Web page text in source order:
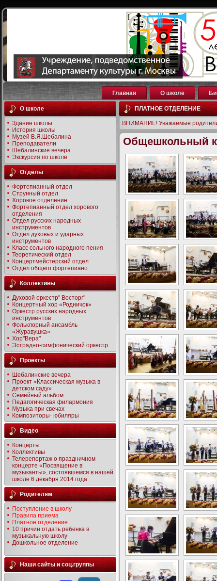
Главная О школе
О школе
Здание школы
История школы
Музей В.Я.Шебалина
Преподаватели
Шебалинские вечера
Экскурсия по школе
Отделы
Фортепианный отдел
Струнный отдел
Хоровое отделение
Фортепианный отдел хорового
отделения
Отдел русских народных
инструментов
Отдел духовых и ударных
инструментов
Класс сольного народного пения
Теоретический отдел
Концертмейстерский отдел
Отдел общего фортепиано
Коллективы
Духовой оркестр" Восторг"
Концертный хор «Родничок»
Оркестр русских народных
инструментов
Фольклорный ансамбль
«Журавушка»
Хор"Вера"
Эстрадно-симфонический оркестр
Проекты
Шебалинские вечера
Проект «Классическая музыка в
детском саду»
Семейный альбом
Педагогическая филармония
Музыка при свечах
Композиторы- юбиляры
Видео
Концерты
Коллективы
Телерепортаж о праздничном
концерте «Посвящение в
музыканты», состоявшемся в нашей
школе 6 декабря 2014 года
Родителям
Поступление в школу
Правила приема
Платное отделение
10 причин отдать ребенка в
музыкальную школу
Дошкольное отделение
Наши сайты и соц.группы
ПЛАТНОЕ ОТДЕЛЕНИЕ
ВНИМАНИЕ! Уважаемые
Общешкольный